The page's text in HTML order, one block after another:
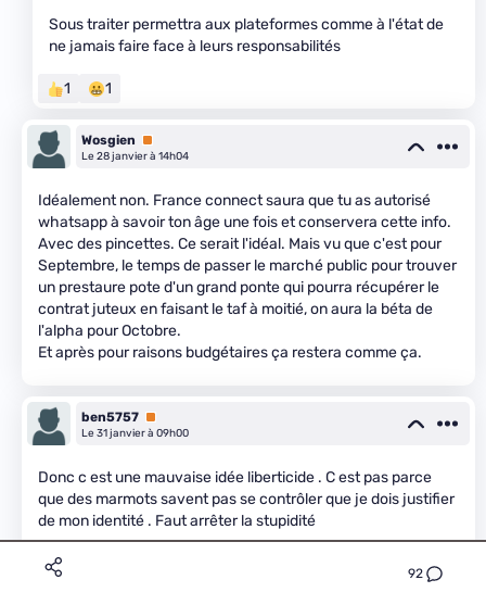
92
Sous traiter permettra aux plateformes comme à l'état de
ne jamais faire face à leurs responsabilités
1 1
Wosgien
Premium
Le 28 janvier à 14h04
Idéalement non. France connect saura que tu as autorisé
whatsapp à savoir ton âge une fois et conservera cette info.
Avec des pincettes. Ce serait l'idéal. Mais vu que c'est pour
Septembre, le temps de passer le marché public pour trouver
un prestaure pote d'un grand ponte qui pourra récupérer le
contrat juteux en faisant le taf à moitié, on aura la béta de
l'alpha pour Octobre.
Et après pour raisons budgétaires ça restera comme ça.
ben5757 Premium
Le 31 janvier à 09h00
Donc c est une mauvaise idée liberticide . C est pas parce
que des marmots savent pas se contrôler que je dois justifier
de mon identité . Faut arrêter la stupidité
1